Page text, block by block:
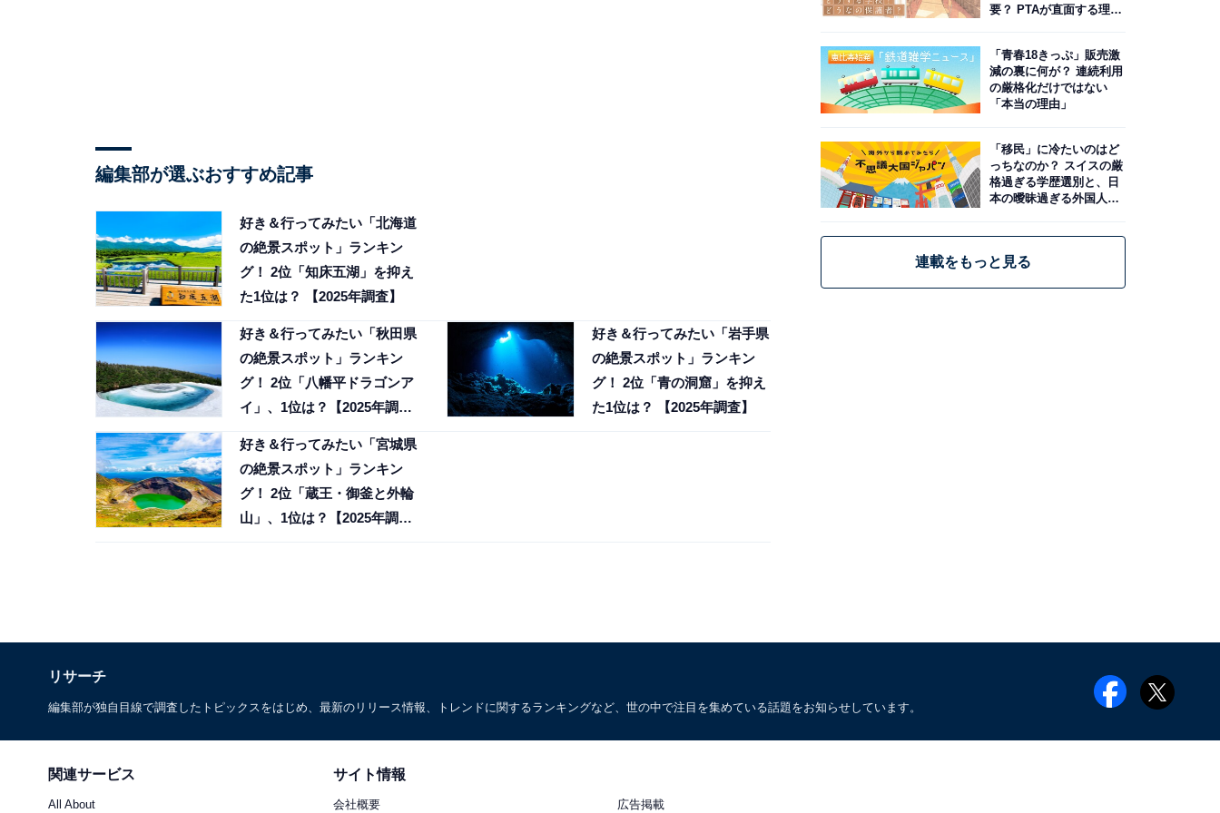
編集部が選ぶおすすめ記事
好き＆行ってみたい「北海道
の絶景スポット」ランキン
グ！ 2位「知床五湖」を抑え
た1位は？ 【2025年調査】
好き＆行ってみたい「秋田県
の絶景スポット」ランキン
グ！ 2位「八幡平ドラゴンア
イ」、1位は？【2025年調
好き＆行ってみたい「岩手県
の絶景スポット」ランキン
グ！ 2位「青の洞窟」を抑え
た1位は？ 【2025年調査】
好き＆行ってみたい「宮城県
の絶景スポット」ランキン
グ！ 2位「蔵王・御釜と外輪
山」、1位は？【2025年調
要？ PTAが直面する理想
「青春18きっぷ」販売激
減の裏に何が？ 連続利用
の厳格化だけではない
「本当の理由」
「移民」に冷たいのはど
っちなのか？ スイスの厳
格過ぎる学歴選別と、日
本の曖昧過ぎる外国人政
連載をもっと見る
リサーチ
編集部が独自目線で調査したトピックスをはじめ、最新のリリース情報、トレンドに関するランキングなど、世の中で注目を集めている話題をお知らせしています。
関連サービス
All About
サイト情報
会社概要 広告掲載